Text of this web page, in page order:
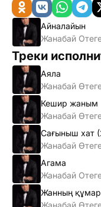
Айналайын
Жанабай
Треки
Аяла
Жанабай
Кешир жаным
Жанабай
Сағыныш хат
Жанабай
Агама
Жанабай
Жанның
Жаңабай